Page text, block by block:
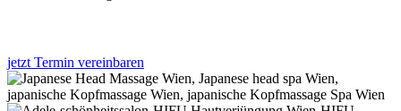
jetzt Termin vereinbaren